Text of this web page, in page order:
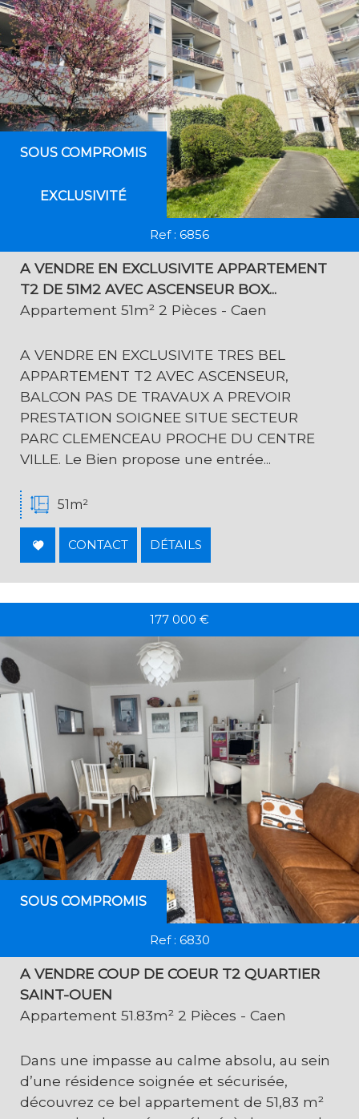
SOUS COMPROMIS
EXCLUSIVITÉ
Ref : 6856
A VENDRE EN EXCLUSIVITE APPARTEMENT
T2 DE 51M2 AVEC ASCENSEUR BOX...
Appartement 51m² 2 Pièces - Caen
A VENDRE EN EXCLUSIVITE TRES BEL
APPARTEMENT T2 AVEC ASCENSEUR,
BALCON PAS DE TRAVAUX A PREVOIR
PRESTATION SOIGNEE SITUE SECTEUR
PARC CLEMENCEAU PROCHE DU CENTRE
VILLE. Le Bien propose une entrée...
51m²
CONTACT DÉTAILS
SOUS COMPROMIS
177 000 €
Ref : 6830
A VENDRE COUP DE COEUR T2 QUARTIER
SAINT-OUEN
Appartement 51.83m² 2 Pièces - Caen
Dans une impasse au calme absolu, au sein
d’une résidence soignée et sécurisée,
découvrez ce bel appartement de 51,83 m²